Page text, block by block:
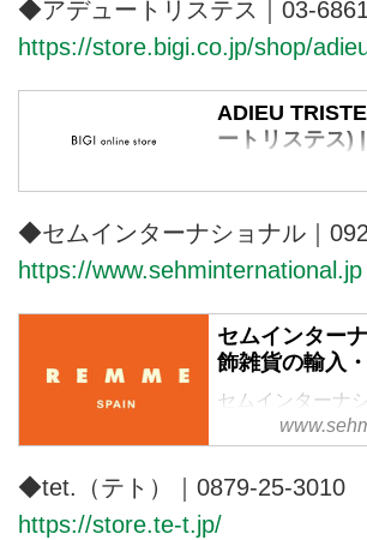
◆アデュートリステス｜03-
https://store.bigi.co.jp/shop/
ADIEU
ートリステス)
STORE (ビギ
ア)
株式会社ビギが
サイト・ADIEU
デュートリステ
です。オフィシ
はの豊富な品揃
をすると1000円
ント。
◆セムインターナショナル｜
https://www.sehminternational.jp
セムインター
飾雑貨の輸入
セムインターナ
ッパ、アメリカ
す。
◆tet.（テト）｜0879-25-3010
https://store.te-t.jp/